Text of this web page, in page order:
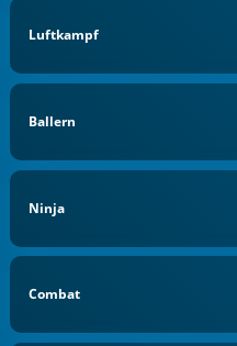
Luftkampf
Ballern
Ninja
Combat